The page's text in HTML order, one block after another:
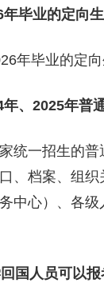
年毕业的定向
毕业的定向
年、2025年普
一招生的普
、档案、组
中心）、各
国人员可以报